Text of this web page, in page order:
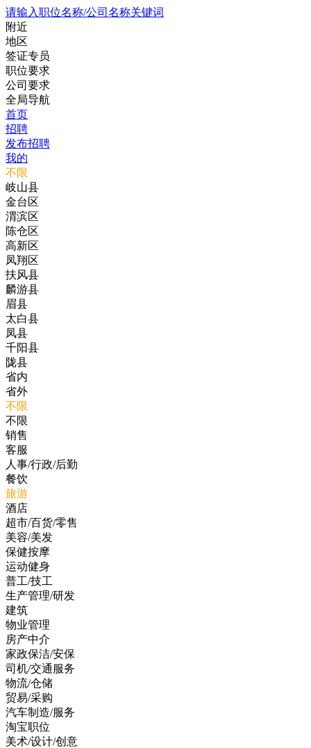
请输入职位名称/公司名称关键词
附近
地区
签证专员
职位要求
公司要求
全局导航
首页
招聘
发布招聘
我的
不限
岐山县
金台区
渭滨区
陈仓区
高新区
凤翔区
扶风县
麟游县
眉县
太白县
凤县
千阳县
陇县
省内
省外
不限
不限
销售
客服
人事/行政/后勤
餐饮
旅游
酒店
超市/百货/零售
美容/美发
保健按摩
运动健身
普工/技工
生产管理/研发
建筑
物业管理
房产中介
家政保洁/安保
司机/交通服务
物流/仓储
贸易/采购
汽车制造/服务
淘宝职位
美术/设计/创意